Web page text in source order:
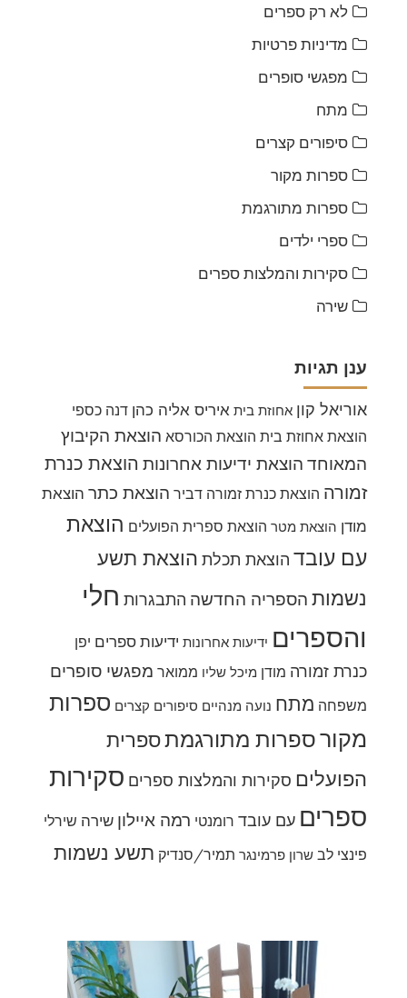
לא רק ספרים
מדיניות פרטיות
מפגשי סופרים
מתח
סיפורים קצרים
ספרות מקור
ספרות מתורגמת
ספרי ילדים
סקירות והמלצות ספרים
שירה
ענן תגיות
אוריאל קון אחוזת בית איריס אליה כהן דנה כספי
הוצאת אחוזת בית הוצאת הכורסא הוצאת הקיבוץ
המאוחד הוצאת ידיעות אחרונות הוצאת כנרת
זמורה הוצאת כנרת זמורה דביר הוצאת כתר הוצאת
מודן הוצאת מטר הוצאת ספרית הפועלים הוצאת
עם עובד הוצאת תכלת הוצאת תשע
נשמות הספריה החדשה התבגרות חלי
והספרים ידיעות אחרונות ידיעות ספרים יפן
כנרת זמורה מודן מיכל שליו ממואר מפגשי סופרים
משפחה מתח נועה מנהיים סיפורים קצרים ספרות
מקורספרות מתורגמתספרית
הפועלים סקירות והמלצות ספרים סקירות
ספרים עם עובד רומנטי רמה איילון שירה שירלי
פינצי לב שרון פרמינגר תמיר/סנדיק תשע נשמות